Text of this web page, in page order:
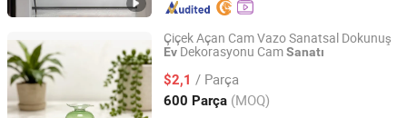
Çiçek Açan Cam Vazo Sanatsal Dokunuş
Ev Dekorasyonu CamSanatı
$2,1 / Parça
600 Parça (MOQ)
Anhui Dengyun Glass Technology Co., Ltd.
Anhui, China Fiyat 2026